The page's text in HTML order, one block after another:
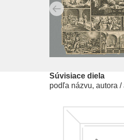
Súvisiace diela
podľa názvu, autora /